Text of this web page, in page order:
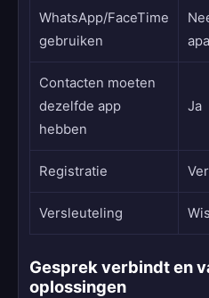
WhatsApp/FaceTime
gebruiken
Contacten moeten
dezelfde app
hebben
Ja
Registratie
Versleuteling
Gesprek verbindt en
oplossingen